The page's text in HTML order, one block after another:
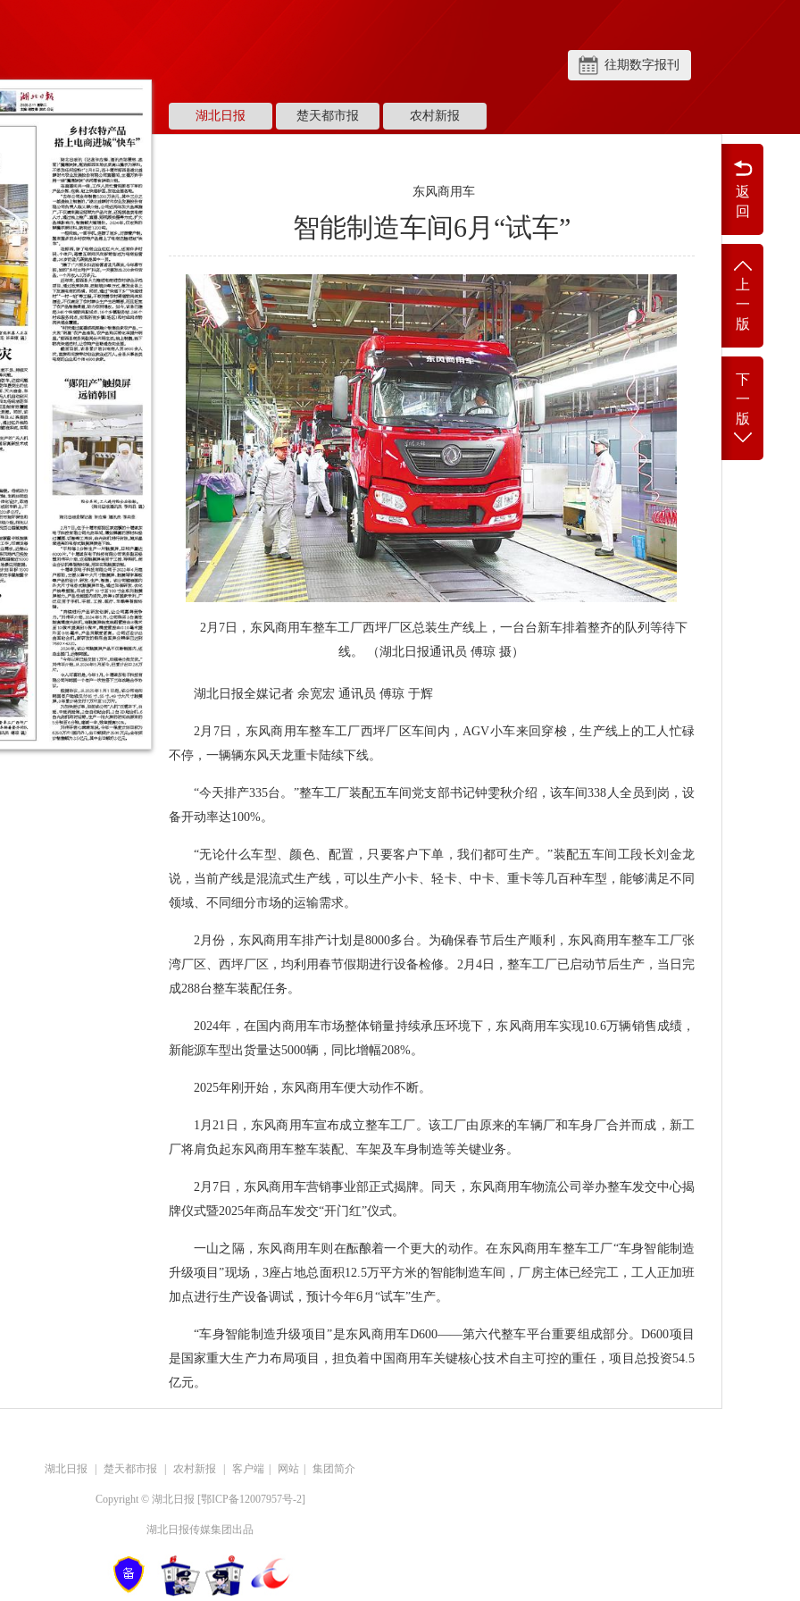
往期数字报刊
返
回
上
一
版
下
一
版
湖北日报 楚天都市报 农村新报
东风商用车
智能制造车间6月“试车”
2月7日，东风商用车整车工厂西坪厂区总装生产线上，一台台新车排着整齐的队列等待下
线。 （湖北日报通讯员 傅琼 摄）
湖北日报全媒记者 余宽宏 通讯员 傅琼 于辉
2月7日，东风商用车整车工厂西坪厂区车间内，AGV小车来回穿梭，生产线上的工人忙碌
不停，一辆辆东风天龙重卡陆续下线。
“今天排产335台。”整车工厂装配五车间党支部书记钟雯秋介绍，该车间338人全员到岗，设
备开动率达100%。
“无论什么车型、颜色、配置，只要客户下单，我们都可生产。”装配五车间工段长刘金龙
说，当前产线是混流式生产线，可以生产小卡、轻卡、中卡、重卡等几百种车型，能够满足不同
领域、不同细分市场的运输需求。
2月份，东风商用车排产计划是8000多台。为确保春节后生产顺利，东风商用车整车工厂张
湾厂区、西坪厂区，均利用春节假期进行设备检修。2月4日，整车工厂已启动节后生产，当日完
成288台整车装配任务。
2024年，在国内商用车市场整体销量持续承压环境下，东风商用车实现10.6万辆销售成绩，
新能源车型出货量达5000辆，同比增幅208%。
2025年刚开始，东风商用车便大动作不断。
1月21日，东风商用车宣布成立整车工厂。该工厂由原来的车辆厂和车身厂合并而成，新工
厂将肩负起东风商用车整车装配、车架及车身制造等关键业务。
2月7日，东风商用车营销事业部正式揭牌。同天，东风商用车物流公司举办整车发交中心揭
牌仪式暨2025年商品车发交“开门红”仪式。
一山之隔，东风商用车则在酝酿着一个更大的动作。在东风商用车整车工厂“车身智能制造
升级项目”现场，3座占地总面积12.5万平方米的智能制造车间，厂房主体已经完工，工人正加班
加点进行生产设备调试，预计今年6月“试车”生产。
“车身智能制造升级项目”是东风商用车D600——第六代整车平台重要组成部分。D600项目
是国家重大生产力布局项目，担负着中国商用车关键核心技术自主可控的重任，项目总投资54.5
亿元。
湖北日报 | 楚天都市报 | 农村新报 | 客户端 | 网站 | 集团简介
Copyright © 湖北日报 [鄂ICP备12007957号-2]
湖北日报传媒集团出品